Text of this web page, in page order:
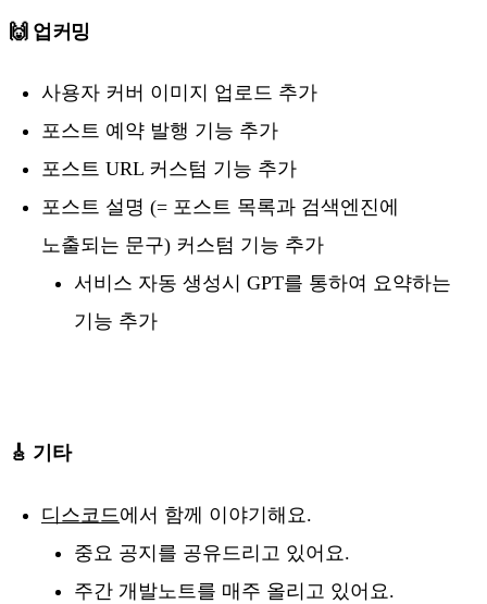
🙌 업커밍
사용자 커버 이미지 업로드 추가
포스트 예약 발행 기능 추가
포스트 URL 커스텀 기능 추가
포스트 설명 (= 포스트 목록과 검색엔진에
노출되는 문구) 커스텀 기능 추가
서비스 자동 생성시 GPT를 통하여 요약하는
기능 추가
🎸 기타
디스코드 에서 함께 이야기해요.
중요 공지를 공유드리고 있어요.
주간 개발노트를 매주 올리고 있어요.